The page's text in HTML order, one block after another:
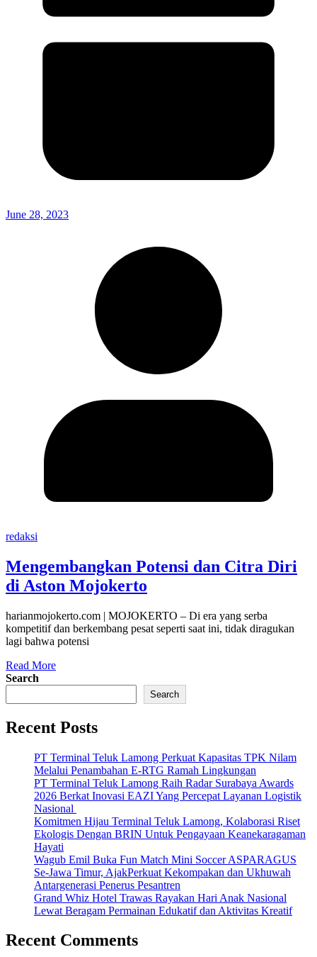
June 28, 2023
redaksi
Mengembangkan Potensi dan Citra Diri
di Aston Mojokerto
harianmojokerto.com | MOJOKERTO – Di era yang serba
kompetitif dan berkembang pesat seperti saat ini, tidak diragukan
lagi bahwa potensi
Read More
Search
Search
Recent Posts
PT Terminal Teluk Lamong Perkuat Kapasitas TPK Nilam
Melalui Penambahan E-RTG Ramah Lingkungan
PT Terminal Teluk Lamong Raih Radar Surabaya Awards
2026 Berkat Inovasi EAZI Yang Percepat Layanan Logistik
Nasional
Komitmen Hijau Terminal Teluk Lamong, Kolaborasi Riset
Ekologis Dengan BRIN Untuk Pengayaan Keanekaragaman
Hayati
Wagub Emil Buka Fun Match Mini Soccer ASPARAGUS
Se-Jawa Timur, AjakPerkuat Kekompakan dan Ukhuwah
Antargenerasi Penerus Pesantren
Grand Whiz Hotel Trawas Rayakan Hari Anak Nasional
Lewat Beragam Permainan Edukatif dan Aktivitas Kreatif
Recent Comments